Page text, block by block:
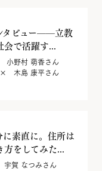
タビュー——立教
会で活躍す...
野村 萌香さん
木島 康平さん
に素直に。住所は
をしてみた...
賀 なつみさん